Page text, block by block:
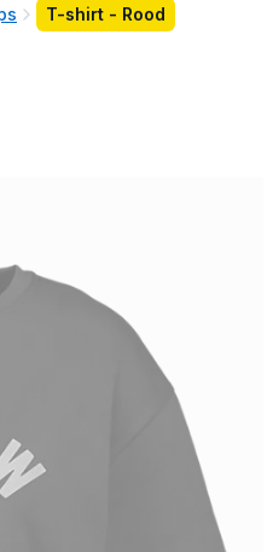
T-shirt - Rood